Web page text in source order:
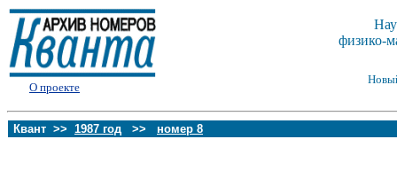
О проекте
физико-
Квант >> 1987 год >> номер 8